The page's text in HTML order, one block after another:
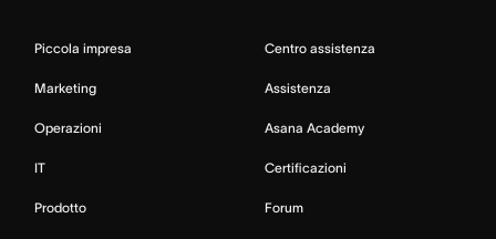
Piccola impresa
Marketing
Operazioni
IT
Prodotto
Centro assistenza
Assistenza
Asana Academy
Certificazioni
Forum